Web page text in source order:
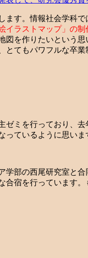
ます。情報社会学科
イラストマップ」の制
図を作りたいという
てもパワフルな卒業
ゼミを行っており、去
ているように思いま
学部の西尾研究室と
宿を行っています